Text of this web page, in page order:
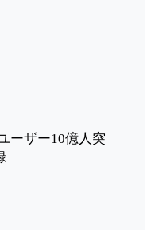
ーザー10億人突